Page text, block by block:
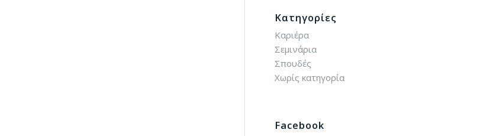
Kατηγορίες
Καριέρα
Σεμινάρια
Σπουδές
Χωρίς κατηγορία
Facebook